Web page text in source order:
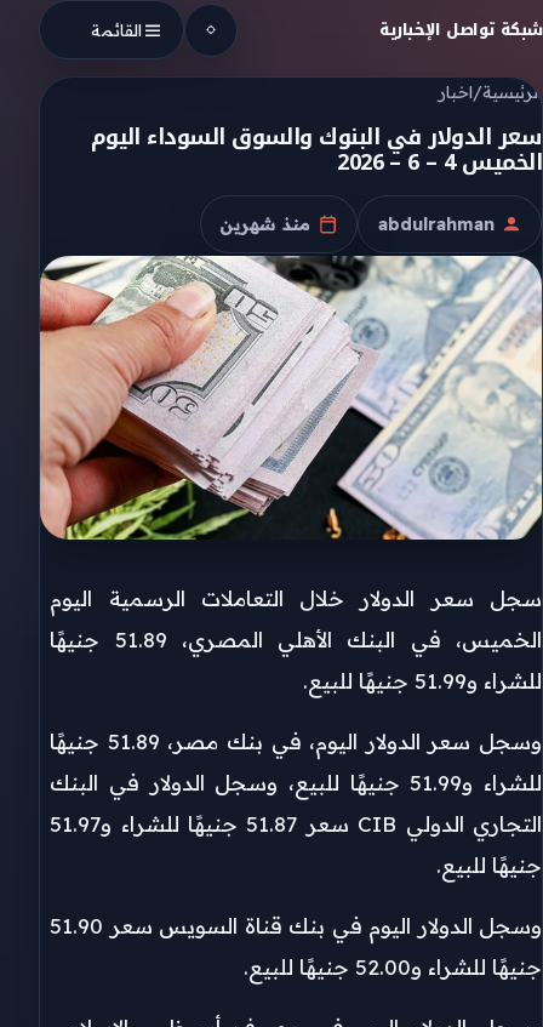
Skip to content
شبكة تواصل الإخبارية القائمة
الرئيسية/اخبار
سعر الدولار في البنوك والسوق السوداء اليوم
الخميس 4 – 6 – 2026
الكاتب
abdulrahman
تاريخ النشر
منذ شهرين
سجل سعر الدولار خلال التعاملات الرسمية اليوم
الخميس، في البنك الأهلي المصري، 51.89 جنيهًا
للشراء و51.99 جنيهًا للبيع.
وسجل سعر الدولار اليوم، في بنك مصر، 51.89 جنيهًا
للشراء و51.99 جنيهًا للبيع، وسجل الدولار في البنك
التجاري الدولي CIB سعر 51.87 جنيهًا للشراء و51.97
جنيهًا للبيع.
وسجل الدولار اليوم في بنك قناة السويس سعر 51.90
جنيهًا للشراء و52.00 جنيهًا للبيع.